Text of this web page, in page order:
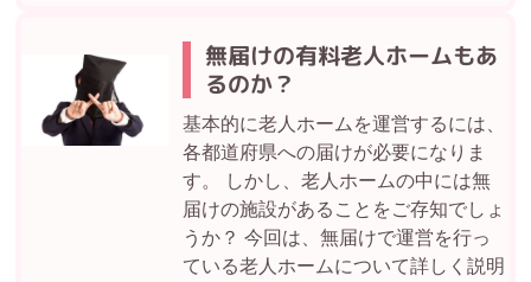
無届けの有料老人ホームもあ
るのか？
基本的に老人ホームを運営するには、
各都道府県への届けが必要になりま
す。 しかし、老人ホームの中には無
届けの施設があることをご存知でしょ
うか？ 今回は、無届けで運営を行っ
ている老人ホームについて詳しく説明